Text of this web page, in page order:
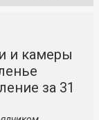
и камеры
за 31